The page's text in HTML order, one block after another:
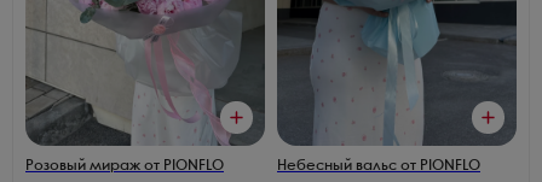
Розовый мираж от PIONFLO Небесный вальс от PIONFLO